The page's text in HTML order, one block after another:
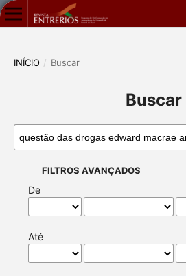
INÍCIO / Buscar
Buscar
FILTROS AVANÇADOS
De
Até